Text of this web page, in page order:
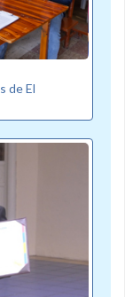
de El